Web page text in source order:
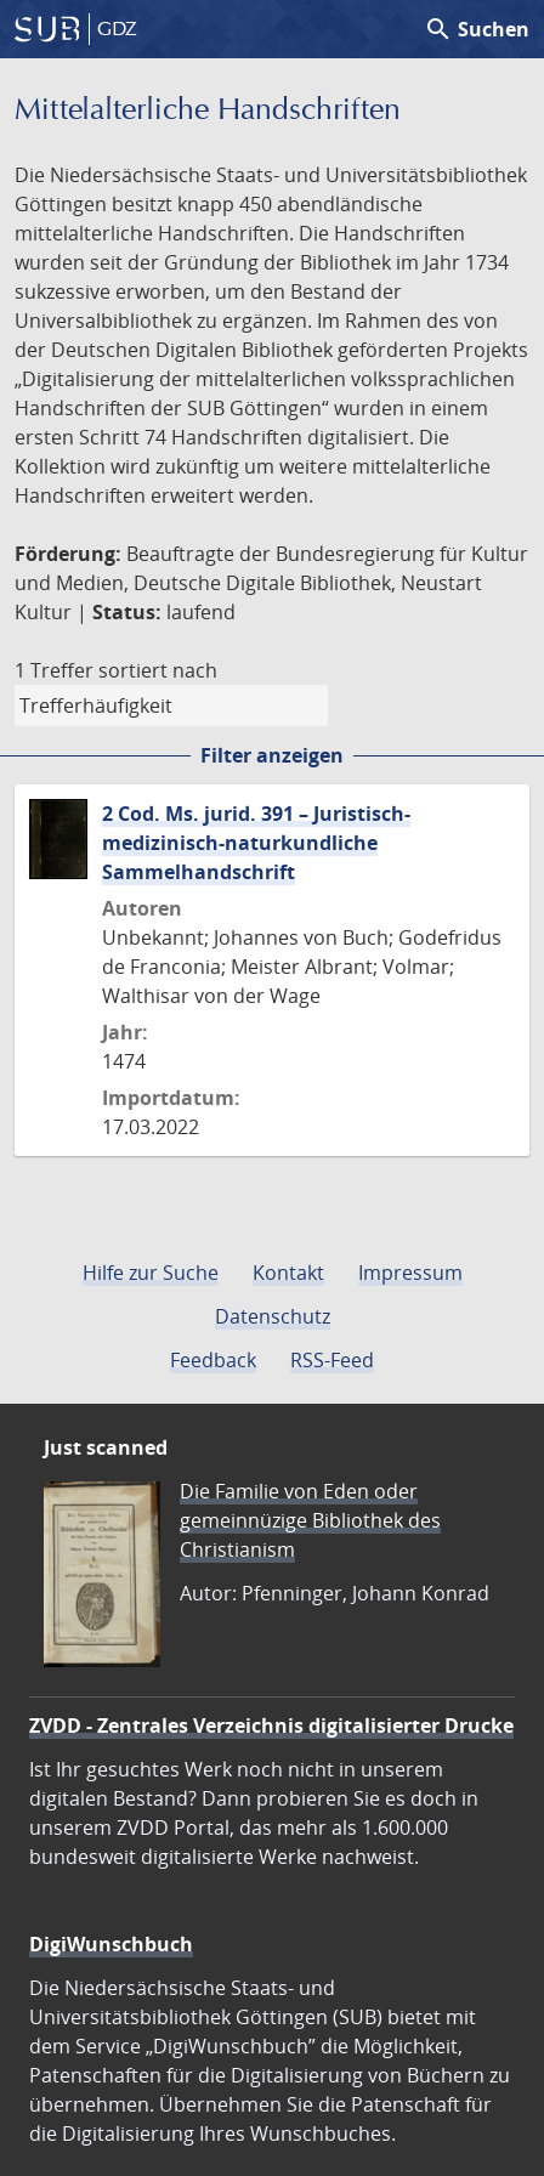
GDZ search Suchen
Mittelalterliche Handschriften
Die Niedersächsische Staats- und Universitätsbibliothek
Göttingen besitzt knapp 450 abendländische
mittelalterliche Handschriften. Die Handschriften
wurden seit der Gründung der Bibliothek im Jahr 1734
sukzessive erworben, um den Bestand der
Universalbibliothek zu ergänzen. Im Rahmen des von
der Deutschen Digitalen Bibliothek geförderten Projekts
„Digitalisierung der mittelalterlichen volkssprachlichen
Handschriften der SUB Göttingen“ wurden in einem
ersten Schritt 74 Handschriften digitalisiert. Die
Kollektion wird zukünftig um weitere mittelalterliche
Handschriften erweitert werden.
Förderung: Beauftragte der Bundesregierung für Kultur
und Medien, Deutsche Digitale Bibliothek, Neustart
Kultur | Status: laufend
1 Treffer sortiert nach
Filter anzeigen
2 Cod. Ms. jurid. 391 – Juristisch-
medizinisch-naturkundliche
Sammelhandschrift
Autoren
Unbekannt; Johannes von Buch; Godefridus
de Franconia; Meister Albrant; Volmar;
Walthisar von der Wage
Jahr:
1474
Importdatum:
17.03.2022
Hilfe zur Suche Kontakt
Impressum
Datenschutz
Feedback
RSS-Feed
Just scanned
Die Familie von Eden oder
gemeinnüzige Bibliothek des
Christianism
Autor: Pfenninger, Johann Konrad
ZVDD - Zentrales Verzeichnis digitalisierter Drucke
Ist Ihr gesuchtes Werk noch nicht in unserem
digitalen Bestand? Dann probieren Sie es doch in
unserem ZVDD Portal, das mehr als 1.600.000
bundesweit digitalisierte Werke nachweist.
DigiWunschbuch
Die Niedersächsische Staats- und
Universitätsbibliothek Göttingen (SUB) bietet mit
dem Service „DigiWunschbuch” die Möglichkeit,
Patenschaften für die Digitalisierung von Büchern zu
übernehmen. Übernehmen Sie die Patenschaft für
die Digitalisierung Ihres Wunschbuches.